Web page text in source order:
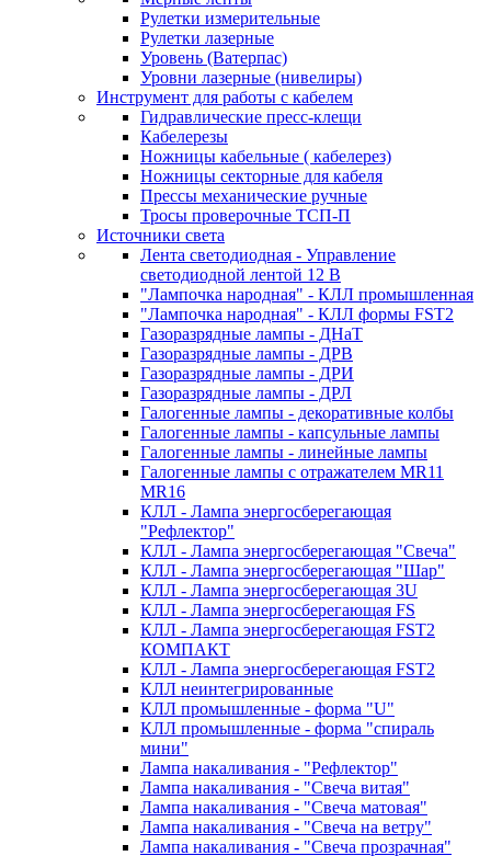
Рулетки измерительные
Рулетки лазерные
Уровень (Ватерпас)
Уровни лазерные (нивелиры)
Инструмент для работы с кабелем
Гидравлические пресс-клещи
Кабелерезы
Ножницы кабельные ( кабелерез)
Ножницы секторные для кабеля
Прессы механические ручные
Тросы проверочные ТСП-П
Источники света
Лента светодиодная - Управление
светодиодной лентой 12 В
"Лампочка народная" - КЛЛ промышленная
"Лампочка народная" - КЛЛ формы FST2
Газоразрядные лампы - ДНаТ
Газоразрядные лампы - ДРВ
Газоразрядные лампы - ДРИ
Газоразрядные лампы - ДРЛ
Галогенные лампы - декоративные колбы
Галогенные лампы - капсульные лампы
Галогенные лампы - линейные лампы
Галогенные лампы с отражателем MR11
MR16
КЛЛ - Лампа энергосберегающая
"Рефлектор"
КЛЛ - Лампа энергосберегающая "Свеча"
КЛЛ - Лампа энергосберегающая "Шар"
КЛЛ - Лампа энергосберегающая 3U
КЛЛ - Лампа энергосберегающая FS
КЛЛ - Лампа энергосберегающая FST2
КОМПАКТ
КЛЛ - Лампа энергосберегающая FSТ2
КЛЛ неинтегрированные
КЛЛ промышленные - форма "U"
КЛЛ промышленные - форма "спираль
мини"
Лампа накаливания - "Рефлектор"
Лампа накаливания - "Свеча витая"
Лампа накаливания - "Свеча матовая"
Лампа накаливания - "Свеча на ветру"
Лампа накаливания - "Свеча прозрачная"